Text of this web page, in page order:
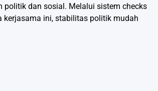
politik dan sosial. Melalui sistem checks
kerjasama ini, stabilitas politik mudah